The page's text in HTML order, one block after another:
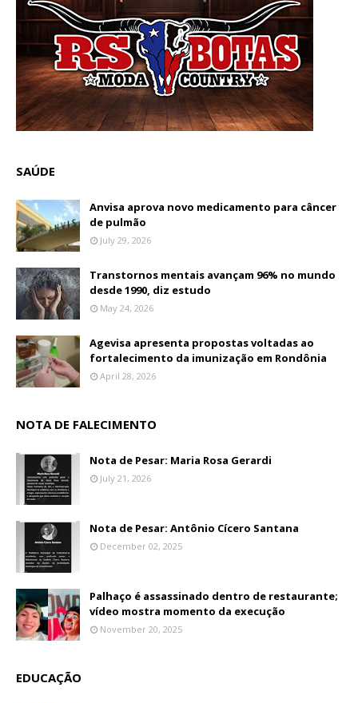
SAÚDE
Anvisa aprova novo medicamento para câncer
de pulmão
July 29, 2026
Transtornos mentais avançam 96% no mundo
desde 1990, diz estudo
May 24, 2026
Agevisa apresenta propostas voltadas ao
fortalecimento da imunização em Rondônia
April 28, 2026
NOTA DE FALECIMENTO
Nota de Pesar: Maria Rosa Gerardi
July 21, 2026
Nota de Pesar: Antônio Cícero Santana
December 02, 2025
Palhaço é assassinado dentro de restaurante;
vídeo mostra momento da execução
November 20, 2025
EDUCAÇÃO